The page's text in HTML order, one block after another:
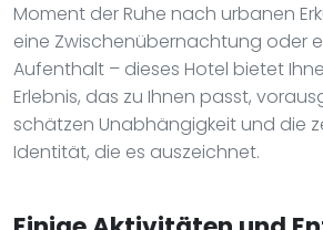
Moment der Ruhe nach urbanen
eine Zwischenübernachtung oder
Aufenthalt – dieses Hotel bietet
Erlebnis, das zu Ihnen passt,
schätzen Unabhängigkeit und die
Identität, die es auszeichnet.